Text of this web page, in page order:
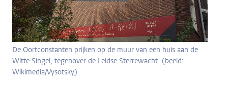
De Oortconstanten prijken op de muur van een huis aan de
Witte Singel, tegenover de Leidse Sterrewacht. (beeld:
Wikimedia/Vysotsky)